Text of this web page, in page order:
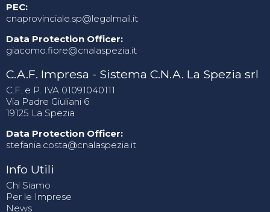
PEC:
cnaprovinciale.sp@legalmail.it
Data Protection Officer:
giacomo.fiore@cnalaspezia.it
C.A.F. Impresa - Sistema C.N.A. La Spezia srl
C.F. e P. IVA 01091040111
Via Padre Giuliani 6
19125 La Spezia
Data Protection Officer:
stefania.costa@cnalaspezia.it
Info Utili
Chi Siamo
Per le Imprese
News